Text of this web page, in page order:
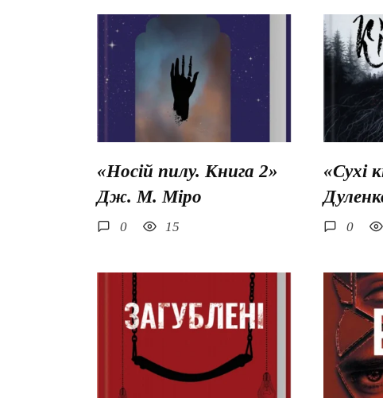
«Носій пилу. Книга 2»
Дж. М. Міро
0 15
«Сухі
0